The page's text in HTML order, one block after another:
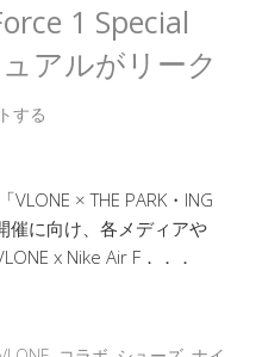
1 Special
アルがリーク
する
× THE PARK・ING
催に向け、各メディアや
x Nike Air F．．．